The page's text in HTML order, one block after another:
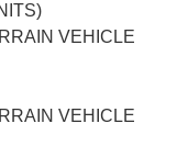
VEHICLE
VEHICLE